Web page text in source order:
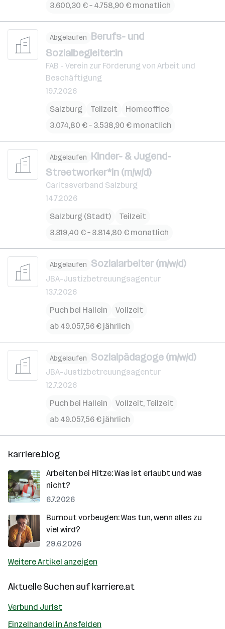
3.600,30 € – 4.758,90 € monatlich
Abgelaufen Berufs- und
Sozialbegleiter:in
FAB - Verein zur Förderung von Arbeit und
Beschäftigung
19.7.2026
Salzburg
Teilzeit
Homeoffice
3.074,80 € – 3.538,90 € monatlich
Abgelaufen Kinder- & Jugend-
Streetworker*in (m/w/d)
Caritasverband Salzburg
14.7.2026
Salzburg (Stadt)
Teilzeit
3.319,40 € – 3.814,80 € monatlich
Abgelaufen Sozialarbeiter (m/w/d)
JBA-Justizbetreuungsagentur
13.7.2026
Puch bei Hallein
Vollzeit
ab 49.057,56 € jährlich
Abgelaufen Sozialpädagoge (m/w/d)
JBA-Justizbetreuungsagentur
12.7.2026
Puch bei Hallein
Vollzeit, Teilzeit
ab 49.057,56 € jährlich
karriere.blog
Arbeiten bei Hitze: Was ist erlaubt und was
nicht?
6.7.2026
Burnout vorbeugen: Was tun, wenn alles zu
viel wird?
29.6.2026
Weitere Artikel anzeigen
Aktuelle Suchen aufkarriere.at
Verbund Jurist
Einzelhandel in Ansfelden